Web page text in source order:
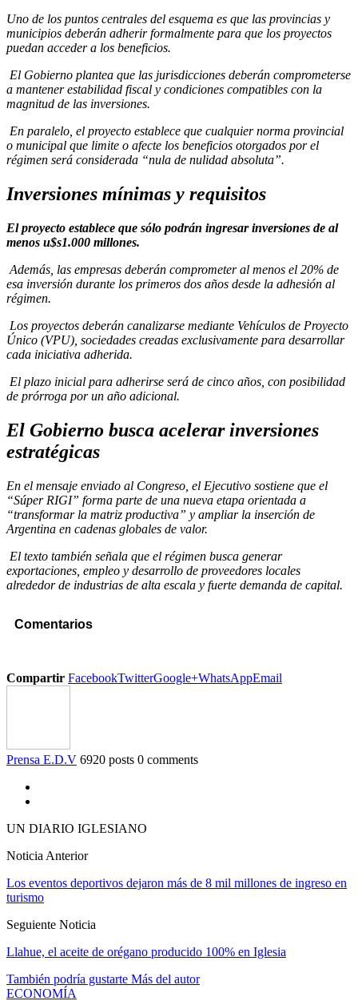
Uno de los puntos centrales del esquema es que las provincias y
municipios deberán adherir formalmente para que los proyectos
puedan acceder a los beneficios.
El Gobierno plantea que las jurisdicciones deberán comprometerse
a mantener estabilidad fiscal y condiciones compatibles con la
magnitud de las inversiones.
En paralelo, el proyecto establece que cualquier norma provincial
o municipal que limite o afecte los beneficios otorgados por el
régimen será considerada “nula de nulidad absoluta”.
Inversiones mínimas y requisitos
El proyecto establece que sólo podrán ingresar inversiones de al
menos u$s1.000 millones.
Además, las empresas deberán comprometer al menos el 20% de
esa inversión durante los primeros dos años desde la adhesión al
régimen.
Los proyectos deberán canalizarse mediante Vehículos de Proyecto
Único (VPU), sociedades creadas exclusivamente para desarrollar
cada iniciativa adherida.
El plazo inicial para adherirse será de cinco años, con posibilidad
de prórroga por un año adicional.
El Gobierno busca acelerar inversiones
estratégicas
En el mensaje enviado al Congreso, el Ejecutivo sostiene que el
“Súper RIGI” forma parte de una nueva etapa orientada a
“transformar la matriz productiva” y ampliar la inserción de
Argentina en cadenas globales de valor.
El texto también señala que el régimen busca generar
exportaciones, empleo y desarrollo de proveedores locales
alrededor de industrias de alta escala y fuerte demanda de capital.
Comentarios
Compartir FacebookTwitterGoogle+WhatsAppEmail
Prensa E.D.V 6920 posts 0 comments
UN DIARIO IGLESIANO
Noticia Anterior
Los eventos deportivos dejaron más de 8 mil millones de ingreso en
turismo
Seguiente Noticia
Llahue, el aceite de orégano producido 100% en Iglesia
También podría gustarte Más del autor
ECONOMÍA